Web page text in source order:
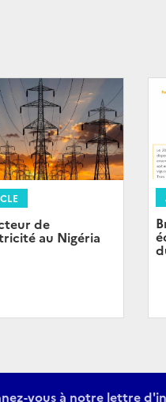
de
au Nigéria
vous à notre lettre